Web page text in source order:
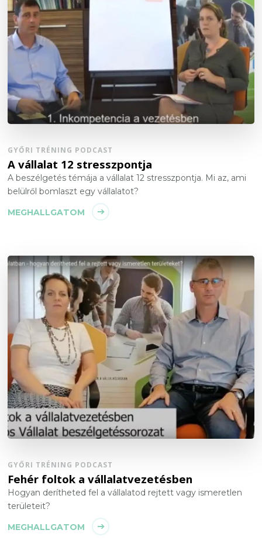
GYŐRI TRÉNING PODCAST
A vállalat 12 stresszpontja
A beszélgetés témája a vállalat 12 stresszpontja. Mi az, ami
belülről bomlaszt egy vállalatot?
MEGHALLGATOM
GYŐRI TRÉNING PODCAST
Fehér foltok a vállalatvezetésben
Hogyan derítheted fel a vállalatod rejtett vagy ismeretlen
területeit?
MEGHALLGATOM